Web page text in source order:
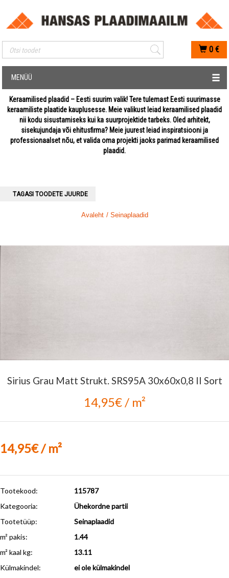
Mobiilis otsimise sisestus
0 €
MENÜÜ
Keraamilised plaadid – Eesti suurim valik! Tere tulemast Eesti suurimasse
keraamiliste plaatide kauplusesse. Meie valikust leiad keraamilised plaadid
nii kodu sisustamiseks kui ka suurprojektide tarbeks. Oled arhitekt,
sisekujundaja või ehitusfirma? Meie juurest leiad inspiratsiooni ja
professionaalset nõu, et valida oma projekti jaoks parimad keraamilised
plaadid.
TAGASI TOODETE JUURDE
Avaleht / Seinaplaadid
Sirius Grau Matt Strukt. SRS95A 30x60x0,8 II Sort
14,95€ / m²
14,95€ / m²
Tootekood:
115787
Kategooria:
Ühekordne partii
Tootetüüp:
Seinaplaadid
m² pakis:
1.44
m² kaal kg:
13.11
Külmakindel:
ei ole külmakindel